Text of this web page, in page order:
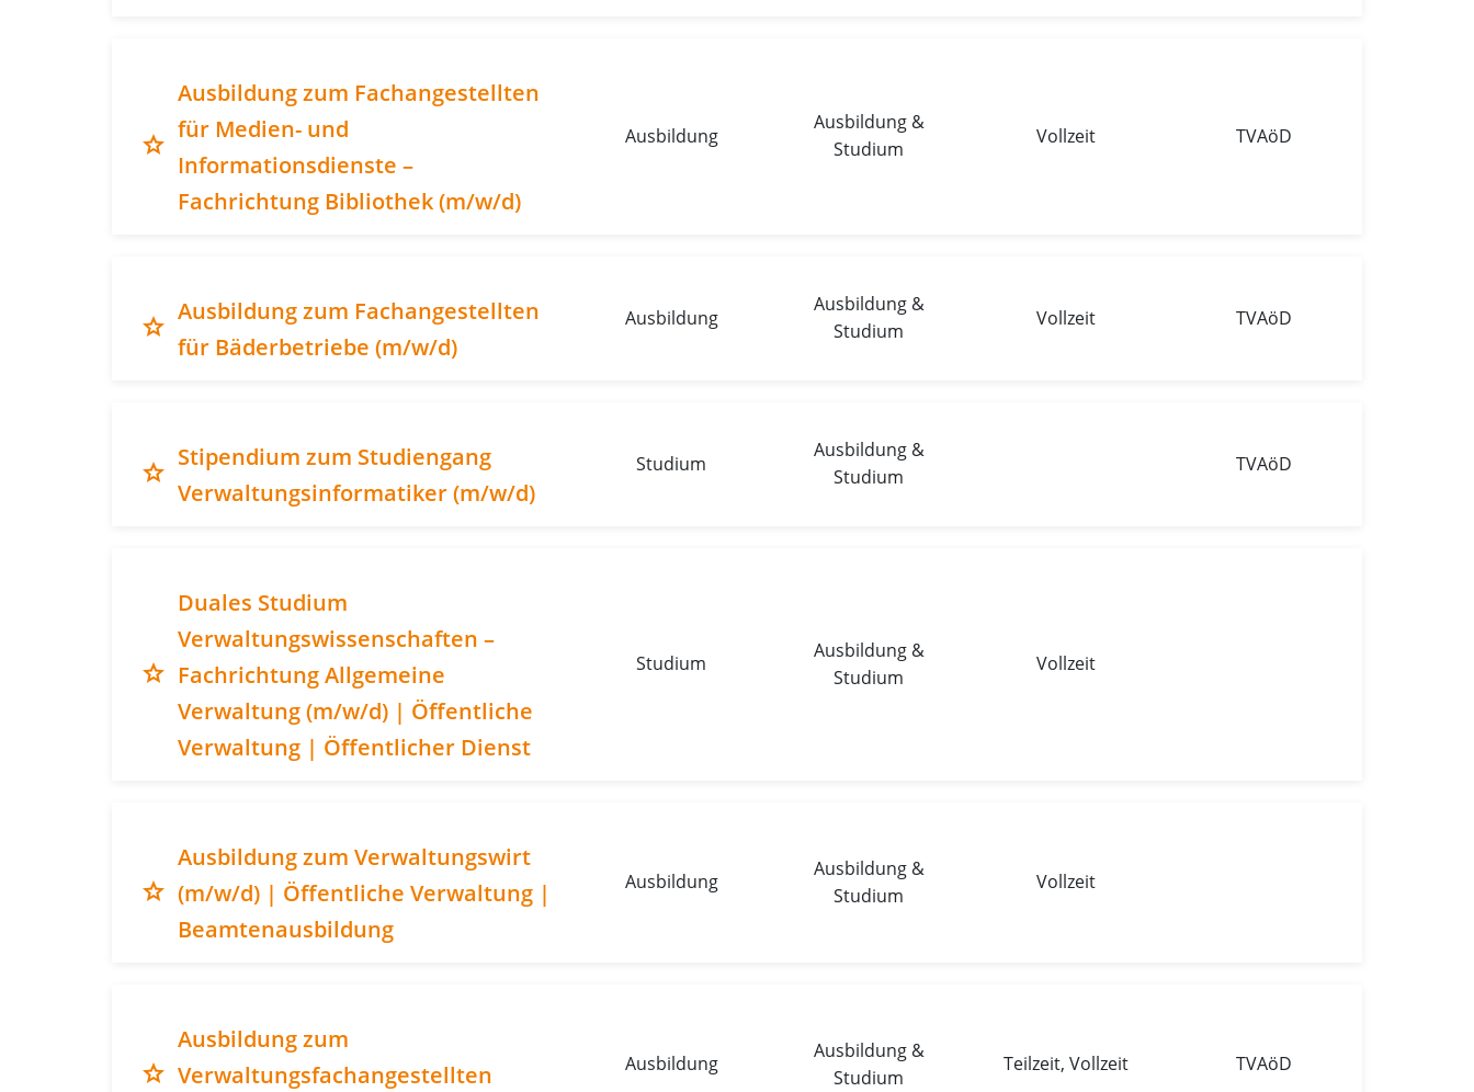
grade
Ausbildung zum Fachangestellten
für Medien- und
Informationsdienste –
Fachrichtung Bibliothek (m/w/d)
Ausbildung
Ausbildung &
Studium
Vollzeit TVAöD
grade
Ausbildung zum Fachangestellten
für Bäderbetriebe (m/w/d)
Ausbildung
Ausbildung &
Studium
Vollzeit TVAöD
grade
Stipendium zum Studiengang
Verwaltungsinformatiker (m/w/d)
Studium
Ausbildung &
Studium
TVAöD
grade
Duales Studium
Verwaltungswissenschaften –
Fachrichtung Allgemeine
Verwaltung (m/w/d) | Öffentliche
Verwaltung | Öffentlicher Dienst
Studium
Ausbildung &
Studium
Vollzeit
grade
Ausbildung zum Verwaltungswirt
(m/w/d) | Öffentliche Verwaltung |
Beamtenausbildung
Ausbildung
Ausbildung &
Studium
Vollzeit
grade
Ausbildung zum
Verwaltungsfachangestellten
Ausbildung
Ausbildung &
Studium
Teilzeit, Vollzeit TVAöD